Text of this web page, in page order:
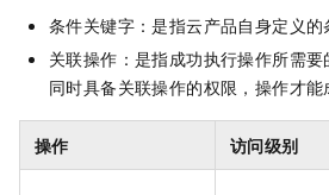
条件关键字：是指云产品自身定义的
关联操作：是指成功执行操作所需
同时具备关联操作的权限，操作才能
操作 访问级别